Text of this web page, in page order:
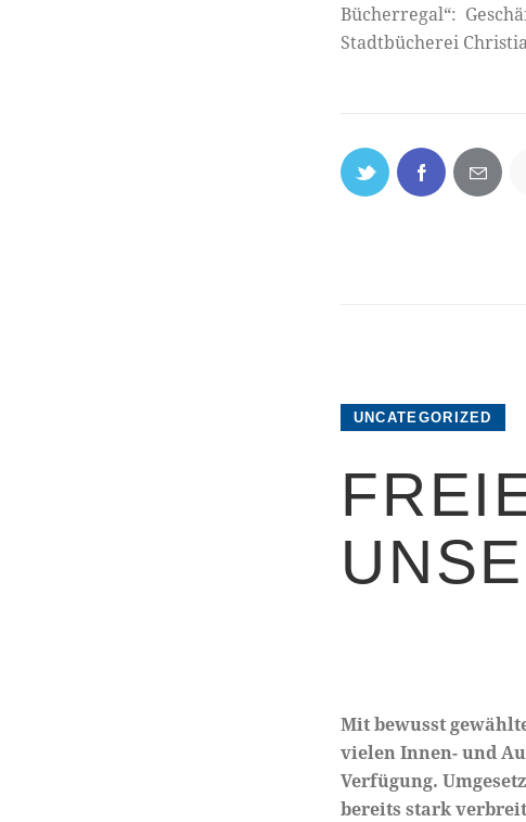
Bücherregal“:
Stadtbücherei
UNCATEGORIZED
Mit bewusst
vielen Innen- und
Verfügung.
bereits stark